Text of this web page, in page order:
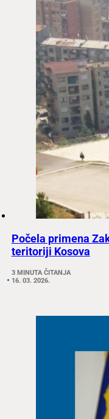
Počela primena
teritoriji Kosova
3 MINUTA ČITANJA
16. 03. 2026.